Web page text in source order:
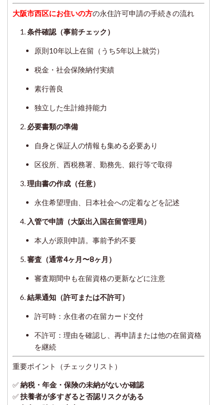
大阪市西区にお住いの方の永住許可申請の手続きの流れ
条件確認（事前チェック）
原則10年以上在留（うち5年以上就労）
税金・社会保険納付実績
素行善良
独立した生計維持能力
必要書類の準備
自身と保証人の情報も集める必要あり
区役所、西税務署、勤務先、銀行等で取得
理由書の作成（任意）
永住希望理由、日本社会への定着などを記述
入管で申請（大阪出入国在留管理局）
本人が原則申請。事前予約不要
審査（通常4ヶ月〜8ヶ月）
審査期間中も在留資格の更新などに注意
結果通知（許可または不許可）
許可時：永住者の在留カード交付
不許可：理由を確認し、再申請または他の在留資格
を継続
重要ポイント（チェックリスト）
✅納税・年金・保険の未納がないか確認
✅扶養者が多すぎると否認リスクがある